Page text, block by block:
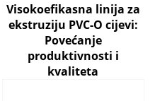
Visokoefikasna linija za
ekstruziju PVC-O cijevi:
Povećanje
produktivnosti i
kvaliteta